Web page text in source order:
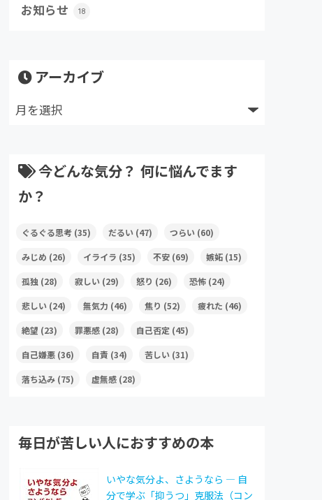
お知らせ 18
アーカイブ
今どんな気分？ 何に悩んでます
か？
ぐるぐる思考 (35) だるい (47) つらい (60)
みじめ (26) イライラ (35) 不安 (69) 嫉妬 (15)
孤独 (28) 寂しい (29) 怒り (26) 恐怖 (24)
悲しい (24) 無気力 (46) 焦り (52) 疲れた (46)
絶望 (23) 罪悪感 (28) 自己否定 (45)
自己嫌悪 (36) 自責 (34) 苦しい (31)
落ち込み (75) 虚無感 (28)
毎日が苦しい人におすすめの本
いやな気分よ、さようなら ― 自
分で学ぶ「抑うつ」克服法（コン